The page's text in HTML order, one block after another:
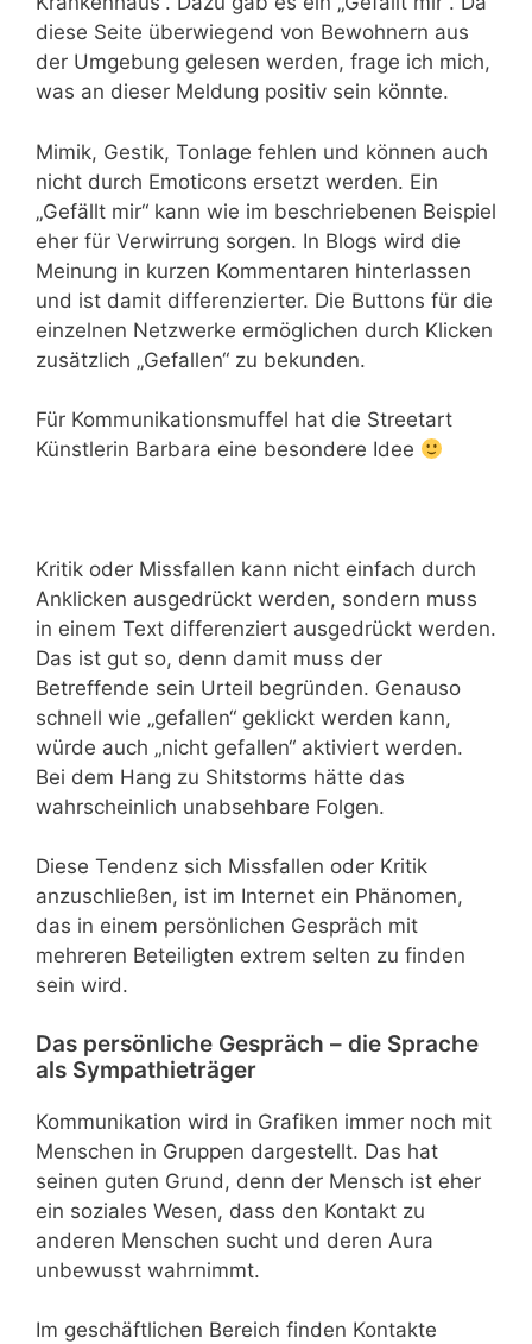
diese Seite überwiegend von Bewohnern aus
der Umgebung gelesen werden, frage ich mich,
was an dieser Meldung positiv sein könnte.
Mimik, Gestik, Tonlage fehlen und können auch
nicht durch Emoticons ersetzt werden. Ein
„Gefällt mir“ kann wie im beschriebenen Beispiel
eher für Verwirrung sorgen. In Blogs wird die
Meinung in kurzen Kommentaren hinterlassen
und ist damit differenzierter. Die Buttons für die
einzelnen Netzwerke ermöglichen durch Klicken
zusätzlich „Gefallen“ zu bekunden.
Für Kommunikationsmuffel hat die Streetart
Künstlerin Barbara eine besondere Idee
Kritik oder Missfallen kann nicht einfach durch
Anklicken ausgedrückt werden, sondern muss
in einem Text differenziert ausgedrückt werden.
Das ist gut so, denn damit muss der
Betreffende sein Urteil begründen. Genauso
schnell wie „gefallen“ geklickt werden kann,
würde auch „nicht gefallen“ aktiviert werden.
Bei dem Hang zu Shitstorms hätte das
wahrscheinlich unabsehbare Folgen.
Diese Tendenz sich Missfallen oder Kritik
anzuschließen, ist im Internet ein Phänomen,
das in einem persönlichen Gespräch mit
mehreren Beteiligten extrem selten zu finden
sein wird.
Das persönliche Gespräch – die Sprache
als Sympathieträger
Kommunikation wird in Grafiken immer noch mit
Menschen in Gruppen dargestellt. Das hat
seinen guten Grund, denn der Mensch ist eher
ein soziales Wesen, dass den Kontakt zu
anderen Menschen sucht und deren Aura
unbewusst wahrnimmt.
Im geschäftlichen Bereich finden Kontakte